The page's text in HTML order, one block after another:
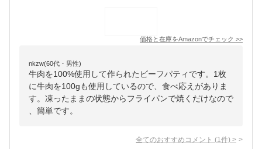
価格と在庫をAmazonでチェック >>
nkzw(60代・男性)
牛肉を100%使用して作られたビーフパティです。1枚
に牛肉を100gも使用しているので、食べ応えがありま
す。凍ったままの状態からフライパンで焼くだけなので
、簡単です。
全てのおすすめコメント (1 件) >